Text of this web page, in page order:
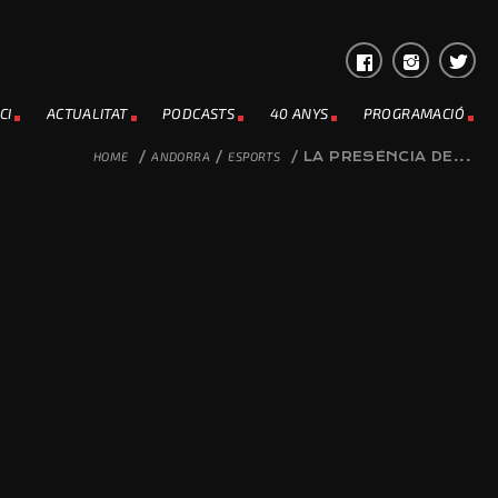
ACTUALITAT PODCASTS 40 ANYS PROGRAMACIÓ
HOME / ANDORRA / ESPORTS / LA PRESÈNCIA DE...